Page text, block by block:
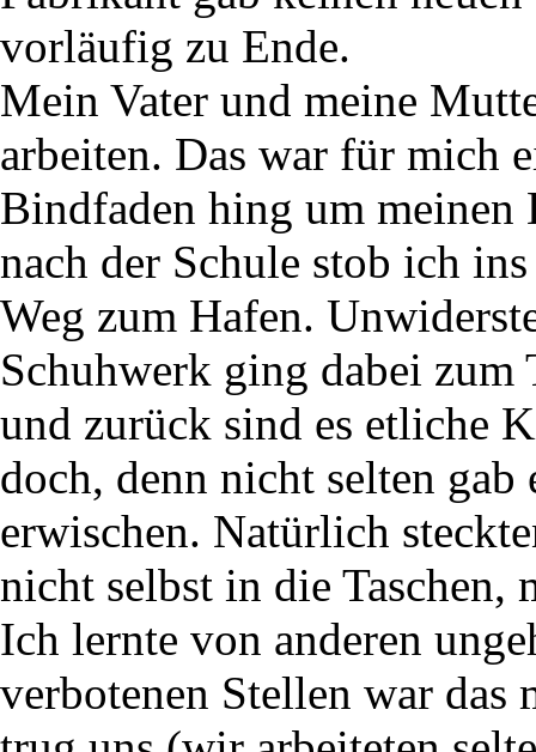
vorläufig zu Ende.
Mein Vater und meine
arbeiten. Das war für mich
Bindfaden hing um meinen
nach der Schule stob ich
Weg zum Hafen.
Schuhwerk ging dabei zum
und zurück sind es etliche
doch, denn nicht selten
erwischen. Natürlich
nicht selbst in die Taschen,
Ich lernte von anderen
verbotenen Stellen war das